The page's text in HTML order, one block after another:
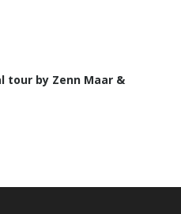
tour by Zenn Maar &